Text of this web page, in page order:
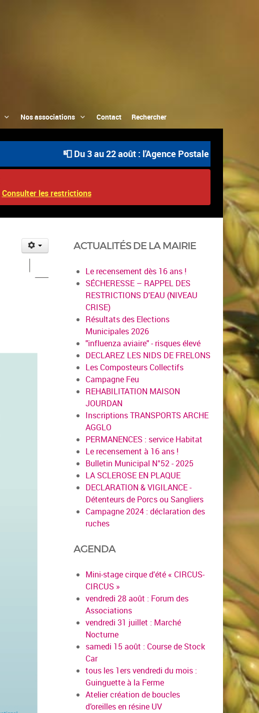
Nos associations Contact Rechercher
📮 Du 3 au 22 août : l'Agence Postale Communale
Consulter les restrictions
ACTUALITÉS DE LA MAIRIE
Le recensement dès 16 ans !
SÉCHERESSE – RAPPEL DES
RESTRICTIONS D'EAU (NIVEAU
CRISE)
Résultats des Elections
Municipales 2026
"influenza aviaire" - risques élevé
DECLAREZ LES NIDS DE FRELONS
Les Composteurs Collectifs
Campagne Feu
REHABILITATION MAISON
JOURDAN
Inscriptions TRANSPORTS ARCHE
AGGLO
PERMANENCES : service Habitat
Le recensement à 16 ans !
Bulletin Municipal N°52 - 2025
LA SCLEROSE EN PLAQUE
DECLARATION & VIGILANCE -
Détenteurs de Porcs ou Sangliers
Campagne 2024 : déclaration des
ruches
AGENDA
Mini-stage cirque d'été « CIRCUS-
CIRCUS »
vendredi 28 août : Forum des
Associations
vendredi 31 juillet : Marché
Nocturne
samedi 15 août : Course de Stock
Car
tous les 1ers vendredi du mois :
Guinguette à la Ferme
Atelier création de boucles
d’oreilles en résine UV